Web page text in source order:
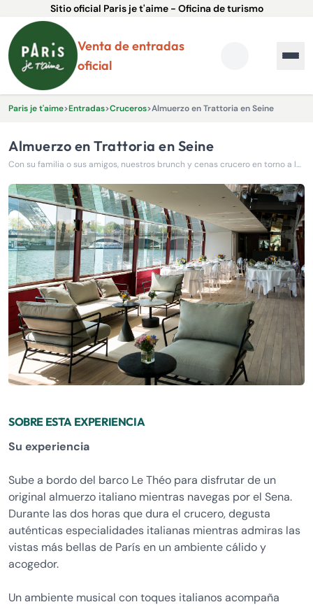
Sitio oficial Paris je t'aime - Oficina de turismo
Venta de entradas
oficial
Paris je t'aime>Entradas>Cruceros>Almuerzo en Trattoria en Seine
Almuerzo en Trattoria en Seine
Con su familia o sus amigos, nuestros brunch y cenas crucero en torno a la cocina italiana le harán vivir una experiencia inolvidable a orillas del Sena.
SOBRE ESTA EXPERIENCIA
Su experiencia
Sube a bordo del barco Le Théo para disfrutar de un
original almuerzo italiano mientras navegas por el Sena.
Durante las dos horas que dura el crucero, degusta
auténticas especialidades italianas mientras admiras las
vistas más bellas de París en un ambiente cálido y
acogedor.
Un ambiente musical con toques italianos acompaña